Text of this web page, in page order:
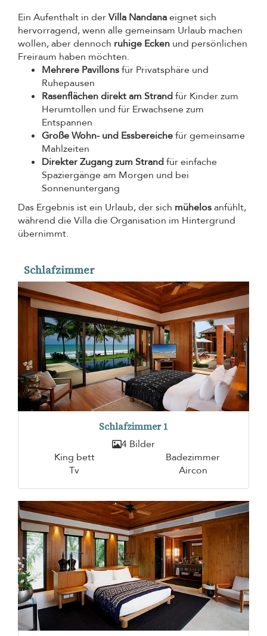
Ein Aufenthalt in derVilla Nandanaeignet sich
hervorragend, wenn alle gemeinsam Urlaub machen
wollen, aber dennoch ruhige Ecken und persönlichen
Freiraum haben möchten.
Mehrere Pavillonsfür Privatsphäre und
Ruhepausen
Rasenflächen direkt am Strandfür Kinder zum
Herumtollen und für Erwachsene zum
Entspannen
Große Wohn- und Essbereichefür gemeinsame
Mahlzeiten
Direkter Zugang zum Strandfür einfache
Spaziergänge am Morgen und bei
Sonnenuntergang
Das Ergebnis ist ein Urlaub, der sich mühelosanfühlt,
während die Villa die Organisation im Hintergrund
übernimmt.
Schlafzimmer
Schlafzimmer 1
4 Bilder
King bett
Badezimmer
Tv
Aircon